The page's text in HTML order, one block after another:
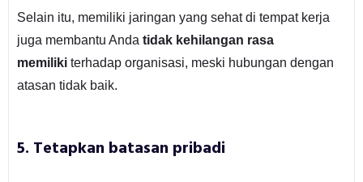
Selain itu, memiliki jaringan yang sehat di tempat kerja
juga membantu Anda tidak kehilangan rasa
memilikiterhadap organisasi, meski hubungan dengan
atasan tidak baik.
5. Tetapkan batasan pribadi